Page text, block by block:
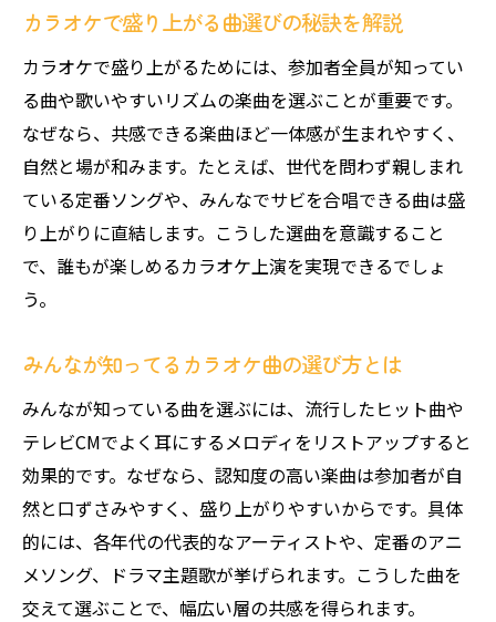
カラオケで失敗しない選曲ポイントを押さ
カラオケで映像を楽しむ新提案
カラオケ映像を活用した楽しみ方の広がり
カラオケで映像を見る魅力とその活用方法
映像付きカラオケで盛り上がる秘訣を紹介
カラオケの映像と歌詞を活かす楽しみ方と
は
音痴と判断されない歌い方のコツ
カラオケで音痴と誤解されない歌唱ポイン
ト
カラオケ採点機能を活かす発声とリズムの
コツ
誰でもできるカラオケ歌唱力アップの方法
音程やリズムを意識したカラオケ練習法
カラオケで盛り上がる曲選びの秘訣を解説
カラオケで盛り上がるためには、参加者全員が知ってい
る曲や歌いやすいリズムの楽曲を選ぶことが重要です。
なぜなら、共感できる楽曲ほど一体感が生まれやすく、
自然と場が和みます。たとえば、世代を問わず親しまれ
ている定番ソングや、みんなでサビを合唱できる曲は盛
り上がりに直結します。こうした選曲を意識すること
で、誰もが楽しめるカラオケ上演を実現できるでしょ
う。
みんなが知ってるカラオケ曲の選び方とは
みんなが知っている曲を選ぶには、流行したヒット曲や
テレビCMでよく耳にするメロディをリストアップすると
効果的です。なぜなら、認知度の高い楽曲は参加者が自
然と口ずさみやすく、盛り上がりやすいからです。具体
的には、各年代の代表的なアーティストや、定番のアニ
メソング、ドラマ主題歌が挙げられます。こうした曲を
交えて選ぶことで、幅広い層の共感を得られます。